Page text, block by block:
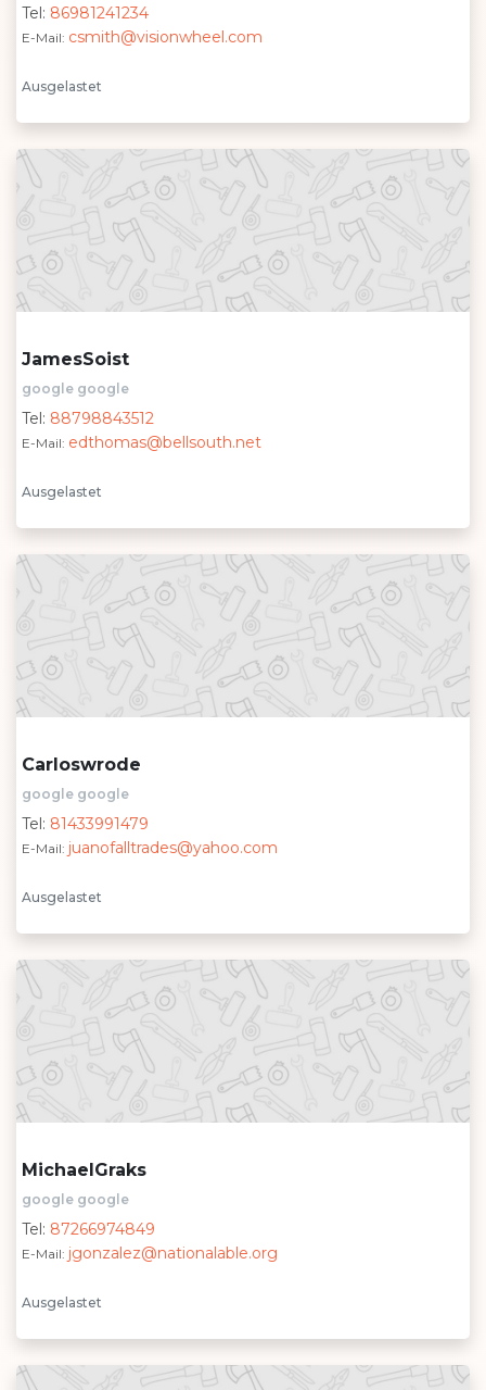
Tel: 86981241234
E-Mail: csmith@visionwheel.com
Ausgelastet
JamesSoist
google google
Tel: 88798843512
E-Mail: edthomas@bellsouth.net
Ausgelastet
Carloswrode
google google
Tel: 81433991479
E-Mail: juanofalltrades@yahoo.com
Ausgelastet
MichaelGraks
google google
Tel: 87266974849
E-Mail: jgonzalez@nationalable.org
Ausgelastet